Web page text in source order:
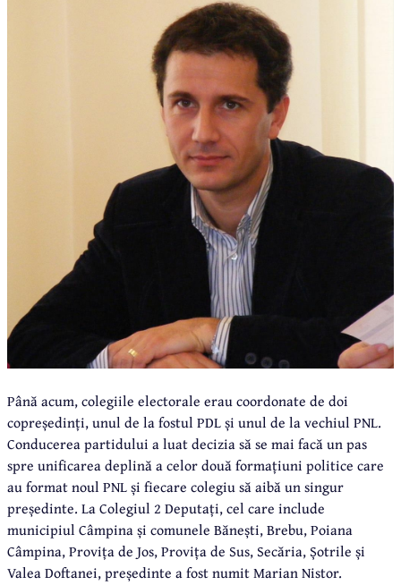
Până acum, colegiile electorale erau coordonate de doi
copreședinți, unul de la fostul PDL și unul de la vechiul PNL.
Conducerea partidului a luat decizia să se mai facă un pas
spre unificarea deplină a celor două formațiuni politice care
au format noul PNL și fiecare colegiu să aibă un singur
președinte. La Colegiul 2 Deputați, cel care include
municipiul Câmpina și comunele Bănești, Brebu, Poiana
Câmpina, Provița de Jos, Provița de Sus, Secăria, Șotrile și
Valea Doftanei, președinte a fost numit Marian Nistor.